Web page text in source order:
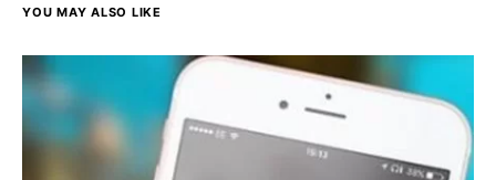
YOU MAY ALSO LIKE